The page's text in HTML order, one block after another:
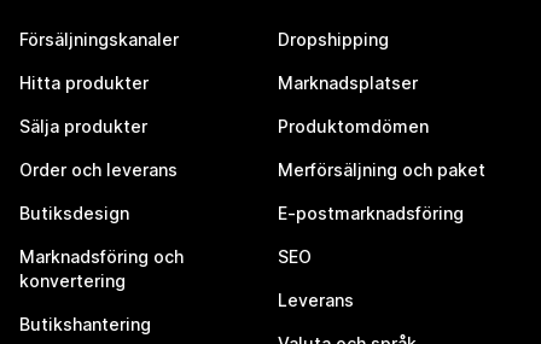
Försäljningskanaler
Hitta produkter
Sälja produkter
Order och leverans
Butiksdesign
Marknadsföring och
konvertering
Butikshantering
Dropshipping
Marknadsplatser
Produktomdömen
Merförsäljning och paket
E-postmarknadsföring
SEO
Leverans